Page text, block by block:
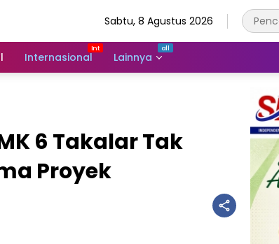
Sabtu, 8 Agustus 2026
Internasional Lainnya
6 Takalar Tak
Proyek